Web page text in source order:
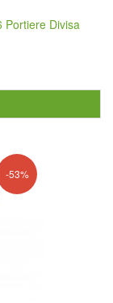
Portiere Divisa
-53%